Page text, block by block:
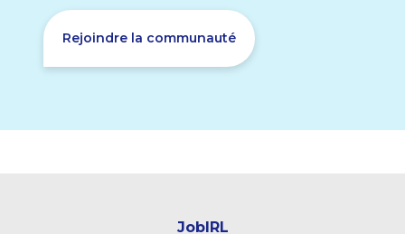
Rejoindre la communauté
JobIRL